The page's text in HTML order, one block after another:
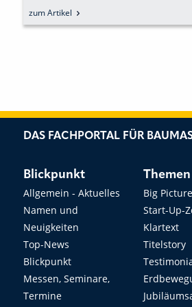
THOMAS
GMBH ENGER
DAS FACHPORTAL FÜR
Blickpunkt
Allgemein - Aktuelles
Namen und
Neuigkeiten
Top-News
Blickpunkt
Messen, Seminare,
Termine
Themen
Big Picture
Start-Up-
Klartext
Titelstory